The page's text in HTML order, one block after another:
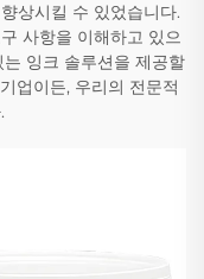
상시킬 수 있었습니다.
사항을 이해하고 있으
잉크 솔루션을 제공할
업이든, 우리의 전문적